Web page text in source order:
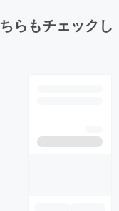
らもチェックし